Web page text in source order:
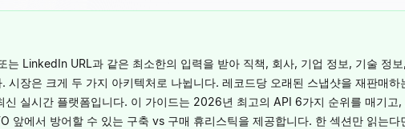
는 LinkedIn URL과 같은 최소한의 입력을 받아 직책, 회사, 기업 정보, 기술 정
시장은 크게 두 가지 아키텍처로 나뉩니다. 레코드당 오래된 스냅샷을 재판매
실시간 플랫폼입니다. 이 가이드는 2026년 최고의 API 6가지 순위를 매기
앞에서 방어할 수 있는 구축 vs 구매 휴리스틱을 제공합니다. 한 섹션만 읽는